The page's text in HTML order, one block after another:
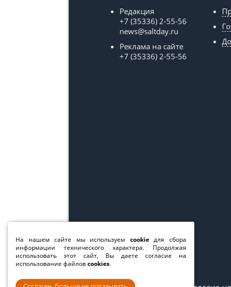
Редакция
+7 (35336) 2-55-56
news@saltday.ru
Реклама на сайте
+7 (35336) 2-55-56
На нашем сайте мы используем cookieдля сбора
информации технического характера. Продолжая
использовать этот сайт, Вы даете согласие на
использование файловcookies.